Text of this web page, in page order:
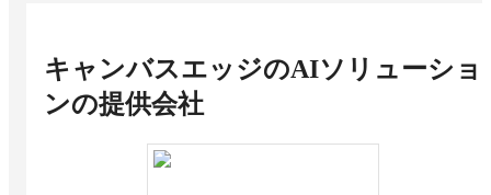
キャンバスエッジのAIソリューショ
ンの提供会社